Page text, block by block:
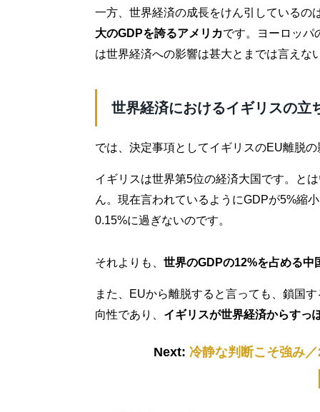
一方、世界経済の成長をけん引しているの
大のGDPを誇るアメリカです。ヨーロッパ
は世界経済への影響は甚大とまでは言えな
世界経済におけるイギリスの立
では、決定事項としてイギリスのEU離脱の
イギリスは世界第5位の経済大国です。とは
ん。現在言われているようにGDPが5%縮
0.15%に過ぎないのです。
それよりも、 世界のGDPの12%を占める中
また、EUから離脱すると言っても、鎖国
向性であり、 イギリスが世界経済からすっ
Next: 冷静な判断こそ強み